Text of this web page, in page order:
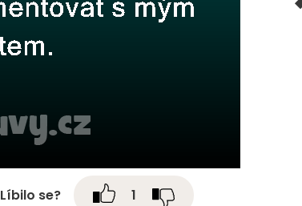
Líbilo se? 1